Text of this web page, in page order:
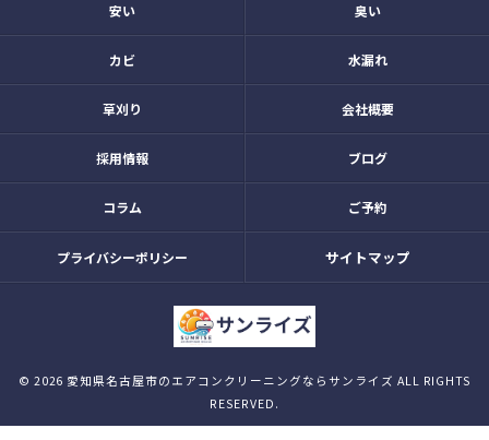
安い 臭い
カビ 水漏れ
草刈り 会社概要
採用情報 ブログ
コラム ご予約
プライバシーポリシー サイトマップ
© 2026 愛知県名古屋市のエアコンクリーニングならサンライズ ALL RIGHTS
RESERVED.